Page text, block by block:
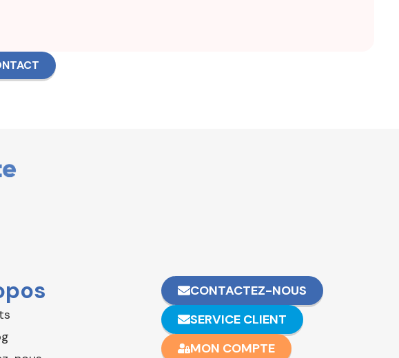
CONTACTEZ-NOUS
SERVICE CLIENT
MON COMPTE